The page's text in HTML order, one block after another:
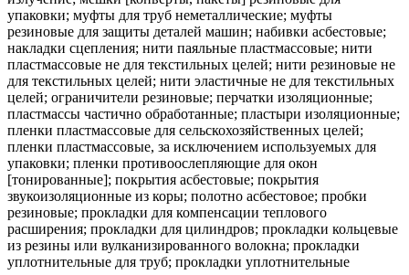
упаковки; муфты для труб неметаллические; муфты
резиновые для защиты деталей машин; набивки асбестовые;
накладки сцепления; нити паяльные пластмассовые; нити
пластмассовые не для текстильных целей; нити резиновые не
для текстильных целей; нити эластичные не для текстильных
целей; ограничители резиновые; перчатки изоляционные;
пластмассы частично обработанные; пластыри изоляционные;
пленки пластмассовые для сельскохозяйственных целей;
пленки пластмассовые, за исключением используемых для
упаковки; пленки противоослепляющие для окон
[тонированные]; покрытия асбестовые; покрытия
звукоизоляционные из коры; полотно асбестовое; пробки
резиновые; прокладки для компенсации теплового
расширения; прокладки для цилиндров; прокладки кольцевые
из резины или вулканизированного волокна; прокладки
уплотнительные для труб; прокладки уплотнительные